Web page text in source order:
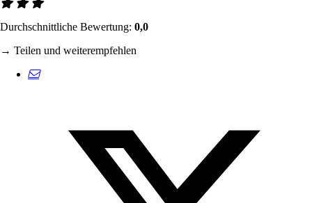
Durchschnittliche Bewertung: 0,0
→ Teilen und weiterempfehlen